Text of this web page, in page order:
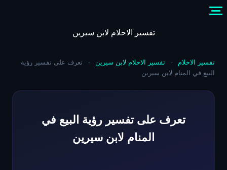
content
تفسير الاحلام لابن سيرين
تفسير الاحلام - تفسير الاحلام لابن سيرين -
تعرف على تفسير رؤية
البيع في المنام لابن سيرين
تعرف على تفسير رؤية البيع في
المنام لابن سيرين